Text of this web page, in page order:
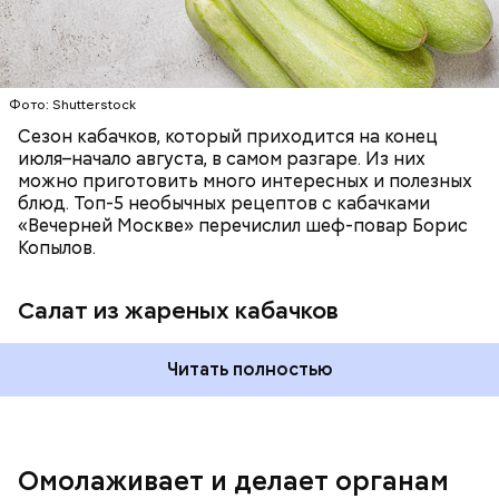
Фото: Shutterstock
Сезон кабачков, который приходится на конец
июля–начало августа, в самом разгаре. Из них
можно приготовить много интересных и полезных
блюд. Топ-5 необычных рецептов с кабачками
«Вечерней Москве» перечислил шеф-повар Борис
Копылов.
Салат из жареных кабачков
Читать полностью
Омолаживает и делает органам
кремний — укрепляет кости, зубы, волосы и
ногти и оказывает омолаживающее действие;
клетчатка — достаточно нежная и забирает
Вред дыни
Фото: Shutterstock
А врач-эндокринолог Алексей Калинчев рассказал,
что существует множество блюд, где используют
лучше. Потому что это исключает вероятность
возникновения дефицитов микроэлементов, —
заверил специалист.